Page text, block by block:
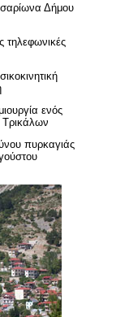
Δήμου
τηλεφωνικές
ενός
Τρικάλων
πυρκαγιάς